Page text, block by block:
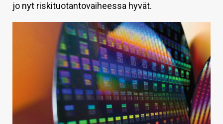
VAIHDA TEEMA
jo nyt riskituotantovaiheessa hyvät.